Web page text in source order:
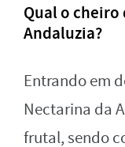
Qual o
Andaluzia?
Entrando em
Nectarina da
frutal, sendo